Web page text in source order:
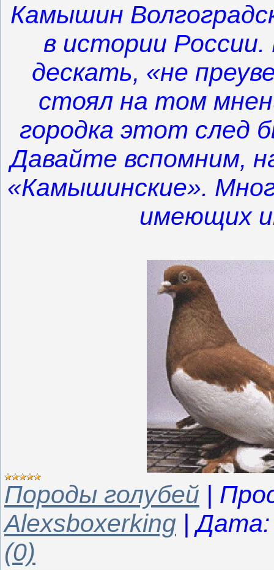
Камышин
в истории
дескать, «не
стоял на том
городка этот след
Давайте вспомним,
«Камышинские».
имеющих
Породы голубей
Alexsboxerking |Дата:
(0)